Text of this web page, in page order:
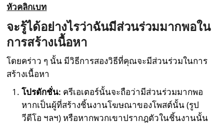
หัวคลิกเบท
จะรู้ได้อย่างไรว่าฉันมีส่วนร่วมมากพอใน
การสร้างเนื้อหา
โดยคร่าว ๆ นั้น มีวิธีการสองวิธีที่คุณจะมีส่วนร่วมในการ
สร้างเนื้อหา
โปรดักชั่น: ครีเอเตอร์นั้นจะถือว่ามีส่วนร่วมมากพอ
หากเป็นผู้ที่สร้างชิ้นงานโฆษณาของโพสต์นั้น (รูป
วีดีโอ ฯลฯ) หรือหากพวกเขาปรากฎตัวในชิ้นงานนั้น